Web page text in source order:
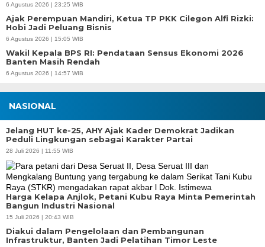
6 Agustus 2026 | 23:25 WIB
Ajak Perempuan Mandiri, Ketua TP PKK Cilegon Alfi Rizki:
Hobi Jadi Peluang Bisnis
6 Agustus 2026 | 15:05 WIB
Wakil Kepala BPS RI: Pendataan Sensus Ekonomi 2026
Banten Masih Rendah
6 Agustus 2026 | 14:57 WIB
NASIONAL
Jelang HUT ke-25, AHY Ajak Kader Demokrat Jadikan
Peduli Lingkungan sebagai Karakter Partai
28 Juli 2026 | 11:55 WIB
Harga Kelapa Anjlok, Petani Kubu Raya Minta Pemerintah
Bangun Industri Nasional
15 Juli 2026 | 20:43 WIB
Diakui dalam Pengelolaan dan Pembangunan
Infrastruktur, Banten Jadi Pelatihan Timor Leste